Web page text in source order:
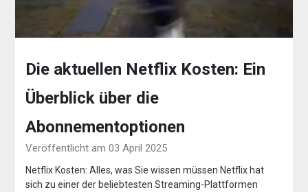
Die aktuellen Netflix Kosten: Ein
Überblick über die
Abonnementoptionen
Veröffentlicht am 03 April 2025
Netflix Kosten: Alles, was Sie wissen müssen Netflix hat
sich zu einer der beliebtesten Streaming-Plattformen